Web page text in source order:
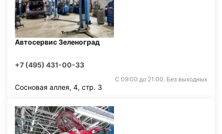
Автосервис Зеленоград
+7 (495) 431-00-33
С 09:00 до 21:00. Без выходных
Сосновая аллея, 4, стр. 3